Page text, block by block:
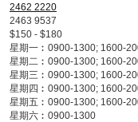
2462 2220
2463 9537
$150 - $180
星期一︰0900-1300; 1600-
星期二︰0900-1300; 1600-
星期三︰0900-1300; 1600-
星期四︰0900-1300; 1600-
星期五︰0900-1300; 1600-
星期六︰0900-1300